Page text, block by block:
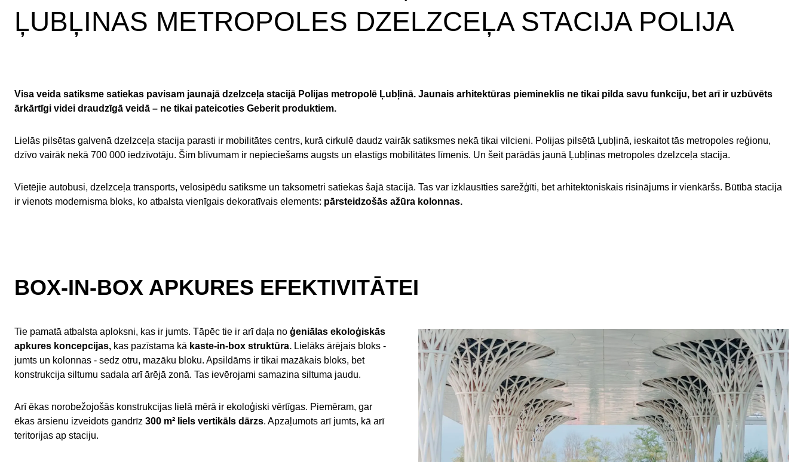
ĻUBĻINAS METROPOLES DZELZCEĻA STACIJA POLIJA
Visa veida satiksme satiekas pavisam jaunajā dzelzceļa stacijā Polijas metropolē Ļubļinā. Jaunais arhitektūras piemineklis ne tikai pilda savu funkciju, bet arī ir uzbūvēts
ārkārtīgi videi draudzīgā veidā – ne tikai pateicoties Geberit produktiem.
Lielās pilsētas galvenā dzelzceļa stacija parasti ir mobilitātes centrs, kurā cirkulē daudz vairāk satiksmes nekā tikai vilcieni. Polijas pilsētā Ļubļinā, ieskaitot tās metropoles reģionu,
dzīvo vairāk nekā 700 000 iedzīvotāju. Šim blīvumam ir nepieciešams augsts un elastīgs mobilitātes līmenis. Un šeit parādās jaunā Ļubļinas metropoles dzelzceļa stacija.
Vietējie autobusi, dzelzceļa transports, velosipēdu satiksme un taksometri satiekas šajā stacijā. Tas var izklausīties sarežģīti, bet arhitektoniskais risinājums ir vienkāršs. Būtībā stacija
ir vienots modernisma bloks, ko atbalsta vienīgais dekoratīvais elements: pārsteidzošās ažūra kolonnas.
BOX-IN-BOX APKURES EFEKTIVITĀTEI
Tie pamatā atbalsta aploksni, kas ir jumts. Tāpēc tie ir arī daļa no ģeniālas ekoloģiskās
apkures koncepcijas, kas pazīstama kā kaste-in-box struktūra. Lielāks ārējais bloks -
jumts un kolonnas - sedz otru, mazāku bloku. Apsildāms ir tikai mazākais bloks, bet
konstrukcija siltumu sadala arī ārējā zonā. Tas ievērojami samazina siltuma jaudu.
Arī ēkas norobežojošās konstrukcijas lielā mērā ir ekoloģiski vērtīgas. Piemēram, gar
ēkas ārsienu izveidots gandrīz 300 m² liels vertikāls dārzs. Apzaļumots arī jumts, kā arī
teritorijas ap staciju.